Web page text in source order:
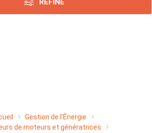
REFINE
Gestion de l'Énergie
de moteurs et génératrices